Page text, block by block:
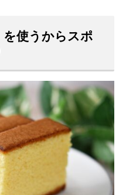
使うからスポ